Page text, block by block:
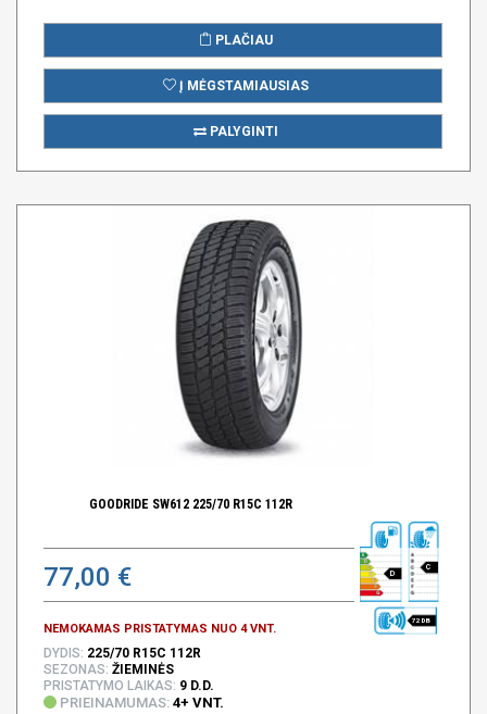
PLAČIAU
Į MĖGSTAMIAUSIAS
PALYGINTI
GOODRIDE SW612 225/70 R15C 112R
77,00 €
NEMOKAMAS PRISTATYMAS NUO 4 VNT.
D
C
72 DB
DYDIS: 225/70 R15C 112R
SEZONAS: ŽIEMINĖS
PRISTATYMO LAIKAS: 9 D.D.
PRIEINAMUMAS: 4+ VNT.